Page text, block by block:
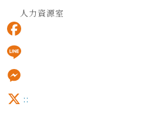
人力資源室
:::
Facebook
Line
Messenger